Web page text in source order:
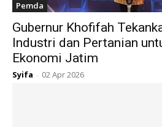
Pemda
Gubernur Khofifah
Industri dan Pertanian
Ekonomi Jatim
Syifa - 02 Apr 2026